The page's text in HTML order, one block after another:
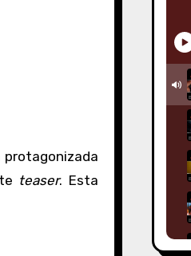
teaser. Esta